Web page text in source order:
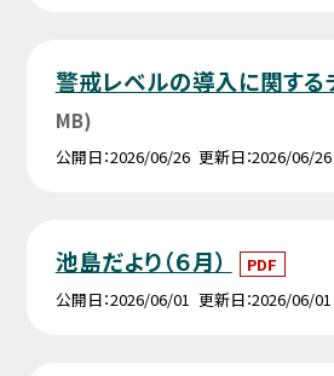
警戒レベルの導入に関する
MB)
公開日 2026/06/26 更新日 2026/06/26
池島だより（６月）
PDF
公開日 2026/06/01 更新日 2026/06/01